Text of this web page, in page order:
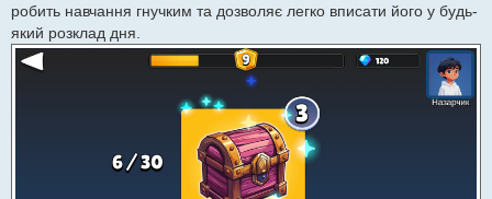
робить навчання гнучким та дозволяє легко вписати його у будь-
який розклад дня.